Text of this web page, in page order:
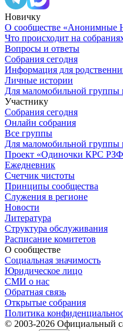
Новичку
О сообществе «Анонимные
Что происходит на
Вопросы и ответы
Собрания сегодня
Информация для
Личные истории
Для маломобильной группы
Участнику
Собрания сегодня
Онлайн собрания
Все группы
Для маломобильной группы
Проект «Одиночки КРС
Ежедневник
Счетчик чистоты
Принципы сообщества
Служения в регионе
Новости
Литература
Структура обслуживания
Расписание комитетов
О сообществе
Социальная значимость
Юридическое лицо
СМИ о нас
Обратная связь
Открытые собрания
Политика
© 2003-2026 Официальный